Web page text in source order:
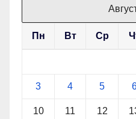
Пн Вт Ср
3 4 5
10 11 12